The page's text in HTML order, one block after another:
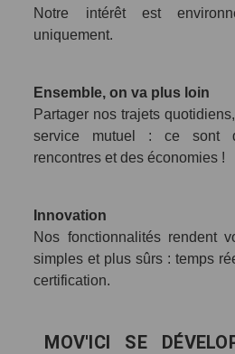
Notre intérêt est
uniquement.
Ensemble, on va plus loin
Partager nos trajets
service mutuel : ce sont
rencontres et des économies !
Innovation
Nos fonctionnalités rendent
simples et plus sûrs : temps
certification.
MOV'ICI SE